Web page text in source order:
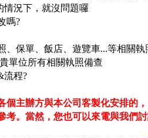
情況下，就沒問題囉
嗎?
、保單、飯店、遊覽車...等相關
單位所有相關執照備查
流程?
個主辦方與本公司客製化安排的，
考。 當然，您也可以來電與我們